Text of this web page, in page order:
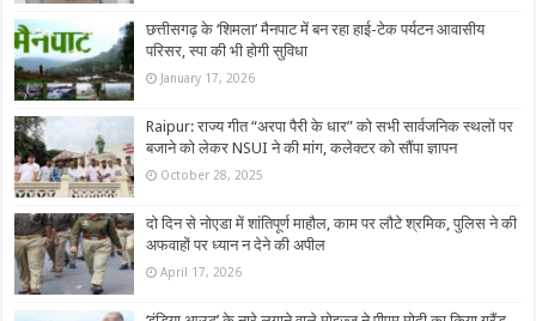
छत्तीसगढ़ के ‘शिमला’ मैनपाट में बन रहा हाई-टेक पर्यटन आवासीय
परिसर, स्पा की भी होगी सुविधा
January 17, 2026
Raipur: राज्य गीत “अरपा पैरी के धार” को सभी सार्वजनिक स्थलों पर
बजाने को लेकर NSUI ने की मांग, कलेक्टर को सौंपा ज्ञापन
October 28, 2025
दो दिन से नोएडा में शांतिपूर्ण माहौल, काम पर लौटे श्रमिक, पुलिस ने की
अफवाहों पर ध्यान न देने की अपील
April 17, 2026